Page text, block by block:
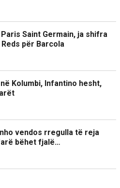
Saint Germain, ja shifra
për Barcola
Kolumbi, Infantino hesht,
vendos rregulla të reja
bëhet fjalë…